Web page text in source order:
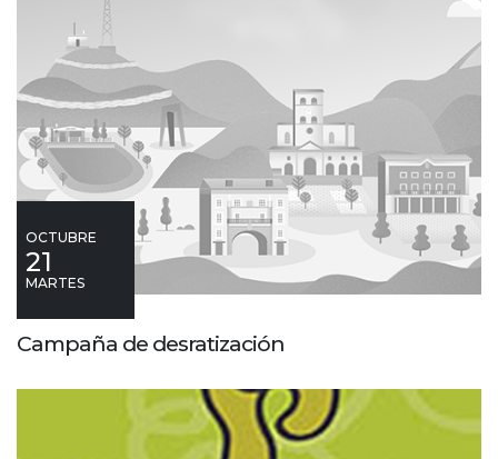
OCTUBRE
21
MARTES
Campaña de desratización